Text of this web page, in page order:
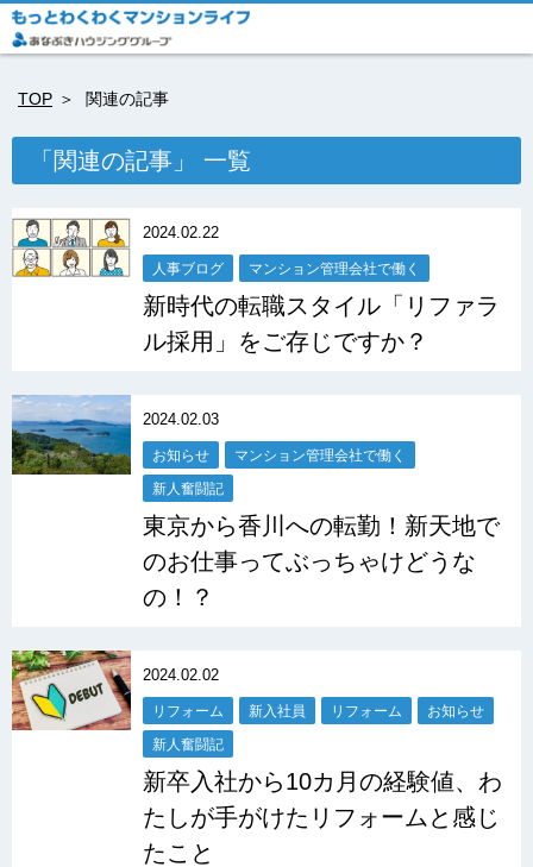
TOP 関連の記事
「関連の記事」 一覧
2024.02.22
人事ブログ マンション管理会社で働く
新時代の転職スタイル「リファラ
ル採用」をご存じですか？
2024.02.03
お知らせ マンション管理会社で働く
新人奮闘記
東京から香川への転勤！新天地で
のお仕事ってぶっちゃけどうな
の！？
2024.02.02
リフォーム 新入社員 リフォーム お知らせ
新人奮闘記
新卒入社から10カ月の経験値、わ
たしが手がけたリフォームと感じ
たこと